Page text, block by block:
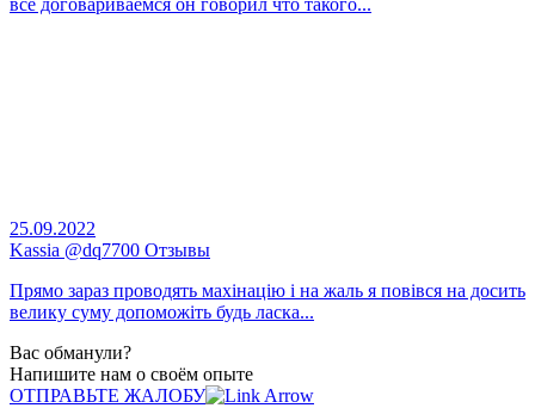
всё договариваемся он говорил что такого...
25.09.2022
Kassia @dq7700 Отзывы
Прямо зараз проводять махінацію і на жаль я повівся на досить
велику суму допоможіть будь ласка...
Вас обманули?
Напишите нам о своём опыте
ОТПРАВЬТЕ ЖАЛОБУ